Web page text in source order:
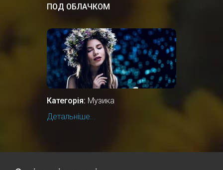
ПОД ОБЛАЧКОМ
Категорія: Музика
Детальніше...